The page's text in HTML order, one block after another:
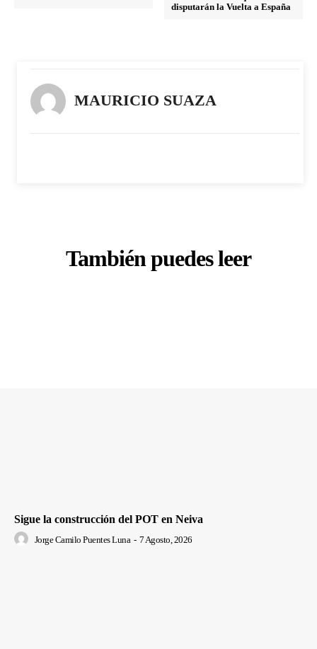
disputarán la Vuelta a España
MAURICIO SUAZA
También puedes leer
Sigue la construcción del POT en Neiva
Jorge Camilo Puentes Luna - 7 Agosto, 2026